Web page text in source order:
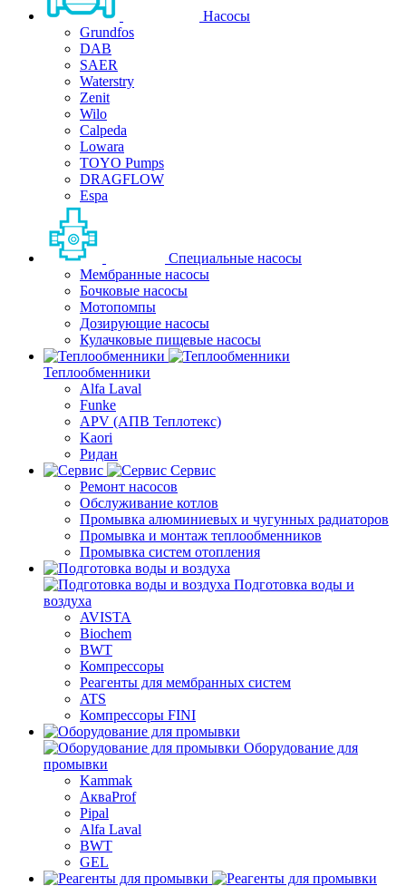
Насосы
Grundfos
DAB
SAER
Waterstry
Zenit
Wilo
Calpeda
Lowara
TOYO Pumps
DRAGFLOW
Espa
Специальные насосы
Мембранные насосы
Бочковые насосы
Мотопомпы
Дозирующие насосы
Кулачковые пищевые насосы
Теплообменники
Alfa Laval
Funke
APV (АПВ Теплотекс)
Kaori
Ридан
Сервис
Ремонт насосов
Обслуживание котлов
Промывка алюминиевых и чугунных радиаторов
Промывка и монтаж теплообменников
Промывка систем отопления
Подготовка воды и
воздуха
AVISTA
Biochem
BWT
Компрессоры
Реагенты для мембранных систем
ATS
Компрессоры FINI
Оборудование для
промывки
Kammak
АкваProf
Pipal
Alfa Laval
BWT
GEL